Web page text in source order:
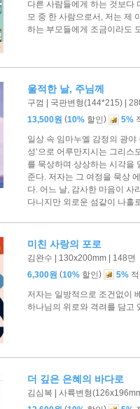
다른 사람들에게 하는 것보다
모 중 한 사람으로서, 저는 제
하는 부모들에게 조금이라도
울적한 날, 주님께
구껌 | 국판변형(144*215) |
13,500원 (10% 할인) 5%
일상 속 임마누엘 감정의 광
성’으로 어루만지시는 그리스
를 묵상하며 상상하는 시각을
준다. 저자는 그 여정을 묵상
다. 어느 날, 감사한 마음이 사
다니지만 외로운 섬같이 나홀
미친 사랑의 포로
김완수 | 130x200mm | 148면
6,300원 (10% 할인) 5%
저자는 일방적으로 조건없이
하나님의 위로와 격려를 담고
더 깊은 은혜의 바다로
김심복 | 사륙변형